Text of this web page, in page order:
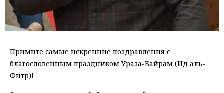
Примите самые искренние поздравления с
благословенным праздником Ураза-Байрам (Ид аль-
Фитр)!